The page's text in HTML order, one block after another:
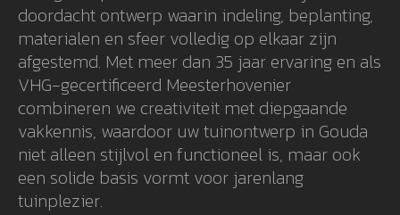
doordacht ontwerp waarin indeling, beplanting,
materialen en sfeer volledig op elkaar zijn
afgestemd. Met meer dan 35 jaar ervaring en als
VHG-gecertificeerd Meesterhovenier
combineren we creativiteit met diepgaande
vakkennis, waardoor uw tuinontwerp in Gouda
niet alleen stijlvol en functioneel is, maar ook
een solide basis vormt voor jarenlang
tuinplezier.